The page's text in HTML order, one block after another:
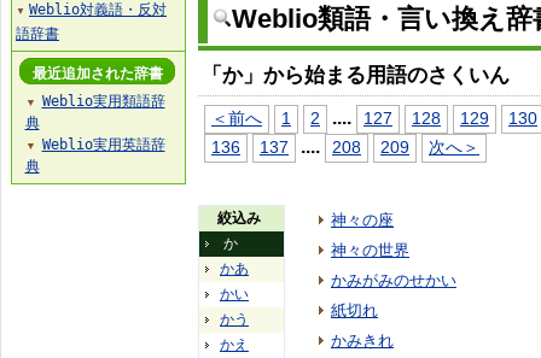
Weblio類語・言い換え
「か」から始まる用語のさくいん
＜前へ 1 2 .... 127 128 129
130
136
137 .... 208 209 次へ＞
絞込み
か
かあ
かい
かう
かえ
神々の座
神々の世界
かみがみのせかい
紙切れ
かみきれ
▼ Weblio対義語・反対
語辞書
最近追加された辞書
▼
Weblio実用類語辞
典
▼
Weblio実用英語辞
典